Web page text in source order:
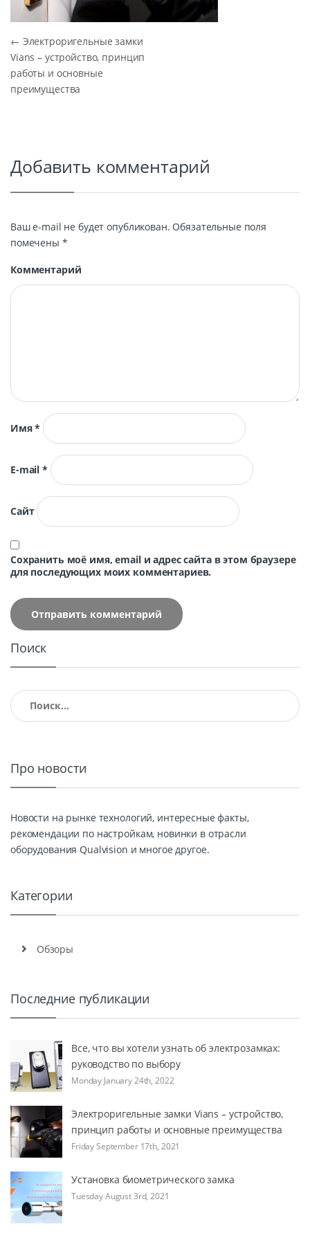
Навигация по записям
← Электроригельные замки
Vians – устройство, принцип
работы и основные
преимущества
Добавить комментарий
Ваш e-mail не будет опубликован. Обязательные поля
помечены *
Комментарий
Имя*
E-mail*
Сайт
Сохранить моё имя, email и адрес сайта в этом браузере
для последующих моих комментариев.
Поиск
Найти:
Про новости
Новости на рынке технологий, интересные факты,
рекомендации по настройкам, новинки в отрасли
оборудования Qualvision и многое другое.
Категории
Обзоры
Последние публикации
Все, что вы хотели узнать об электрозамках:
руководство по выбору
Monday January 24th, 2022
Электроригельные замки Vians – устройство,
принцип работы и основные преимущества
Friday September 17th, 2021
Установка биометрического замка
Tuesday August 3rd, 2021